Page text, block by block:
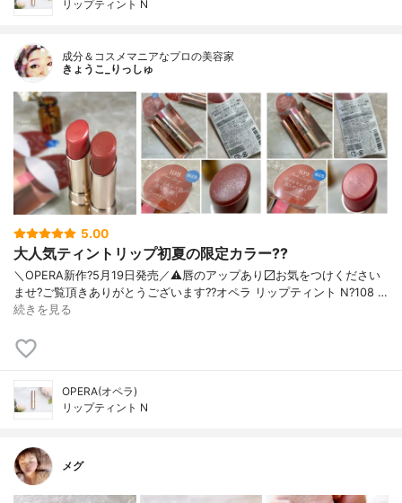
リップティント N
成分＆コスメマニアなプロの美容家
きょうこ_りっしゅ
5.00
大人気ティントリップ初夏の限定カラー??
＼OPERA新作?5月19日発売／ ⚠️唇のアップあり〼 お気をつけください
ませ? ご覧頂きありがとうございます? ?オペラ リップティント N ?108 …
続きを見る
OPERA(オペラ)
リップティント N
メグ